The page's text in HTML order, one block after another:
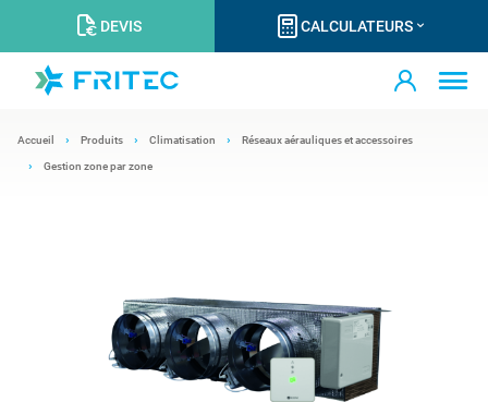
DEVIS CALCULATEURS
Accueil Produits Climatisation Réseaux aérauliques et accessoires
Gestion zone par zone